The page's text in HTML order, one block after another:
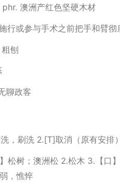
phr. 澳洲产红色坚硬木材
行或参与手术之前把手和臂彻
刨
聊政客
，刷洗 2.[T]取消（原有安排
松树；澳洲松 2.松木 3.【口
，憔悴